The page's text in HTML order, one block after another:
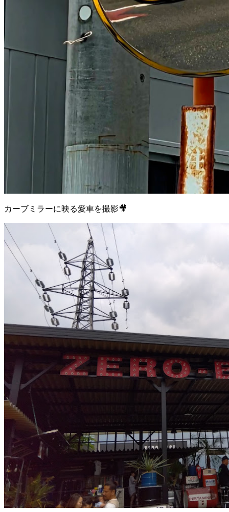
カーブミラーに映る愛車を撮影🎥